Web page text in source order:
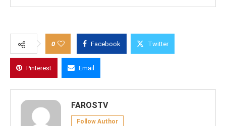
0 Facebook Twitter
Pinterest Email
FAROSTV
Follow Author